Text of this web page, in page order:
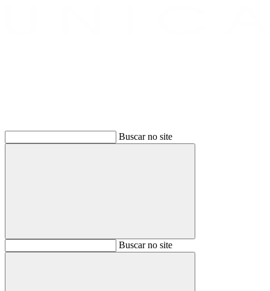
Buscar no site
BuscarBuscar no site